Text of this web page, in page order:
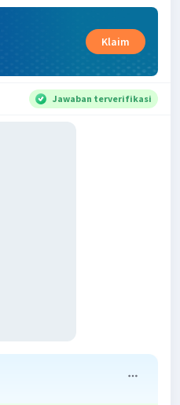
Klaim
Jawaban terverifikasi